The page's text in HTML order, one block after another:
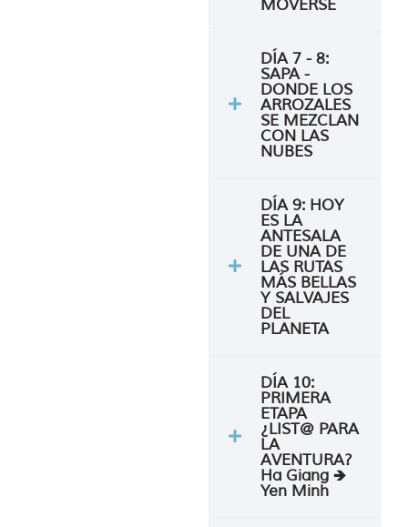
MOVERSE
DÍA 7 - 8:
SAPA -
DONDE LOS
ARROZALES
SE MEZCLAN
CON LAS
NUBES
DÍA 9: HOY
ES LA
ANTESALA
DE UNA DE
LAS RUTAS
MÁS BELLAS
Y SALVAJES
DEL
PLANETA
DÍA 10:
PRIMERA
ETAPA
¿LIST@ PARA
LA
AVENTURA?
Ha Giang 🡺
Yen Minh